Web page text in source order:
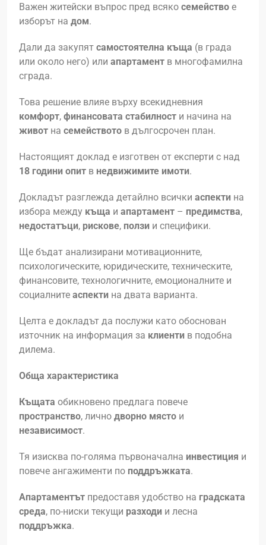
Важен житейски въпрос пред всяко семейство е
изборът на дом.
Дали да закупят самостоятелна къща (в града
или около него) или апартамент в многофамилна
сграда.
Това решение влияе върху всекидневния
комфорт, финансовата стабилност и начина на
живот на семейството в дългосрочен план.
Настоящият доклад е изготвен от експерти с над
18 години опит в недвижимите имоти.
Докладът разглежда детайлно всички аспекти на
избора между къща и апартамент – предимства,
недостатъци, рискове, ползи и специфики.
Ще бъдат анализирани мотивационните,
психологическите, юридическите, техническите,
финансовите, технологичните, емоционалните и
социалните аспекти на двата варианта.
Целта е докладът да послужи като обоснован
източник на информация за клиенти в подобна
дилема.
Обща характеристика
Къщата обикновено предлага повече
пространство, лично дворно място и
независимост.
Тя изисква по-голяма първоначална инвестиция и
повече ангажименти по поддръжката.
Апартаментът предоставя удобство на градската
среда, по-ниски текущи разходи и лесна
поддръжка.